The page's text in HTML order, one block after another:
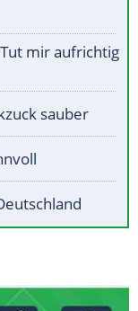
mir aufrichtig
sauber